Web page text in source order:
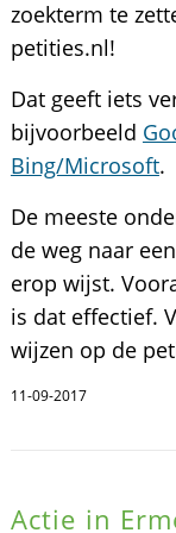
zoekterm te
petities.nl!
Dat geeft iets
bijvoorbeeld
Bing/Microsoft.
De meeste
de weg naar
erop wijst.
is dat effectief.
wijzen op de
11-09-2017
Actie in